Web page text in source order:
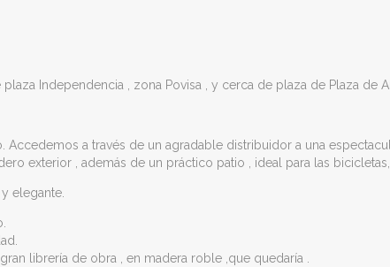
Independencia , zona Povisa , y cerca de plaza de Plaza de
a través de un agradable distribuidor a una
exterior , además de un práctico patio , ideal para las bicicletas,
elegante.
librería de obra , en madera roble ,que quedaría .